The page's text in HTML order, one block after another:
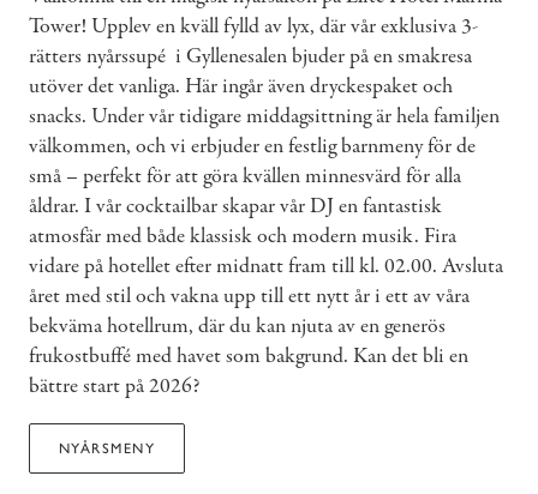
Tower! Upplev en kväll fylld av lyx, där vår exklusiva 3-
rätters nyårssupé i Gyllenesalen bjuder på en smakresa
utöver det vanliga. Här ingår även dryckespaket och
snacks. Under vår tidigare middagsittning är hela familjen
välkommen, och vi erbjuder en festlig barnmeny för de
små – perfekt för att göra kvällen minnesvärd för alla
åldrar. I vår cocktailbar skapar vår DJ en fantastisk
atmosfär med både klassisk och modern musik. Fira
vidare på hotellet efter midnatt fram till kl. 02.00. Avsluta
året med stil och vakna upp till ett nytt år i ett av våra
bekväma hotellrum, där du kan njuta av en generös
frukostbuffé med havet som bakgrund. Kan det bli en
bättre start på 2026?
NYÅRSMENY